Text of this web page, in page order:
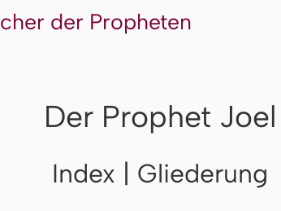
der Propheten
Der Prophet Joel
Index | Gliederung